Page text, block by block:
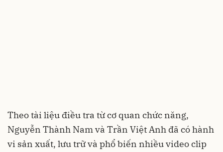
Theo tài liệu điều tra từ cơ quan chức năng,
Nguyễn Thành Nam và Trần Việt Anh đã có hành
vi sản xuất, lưu trữ và phổ biến nhiều video clip